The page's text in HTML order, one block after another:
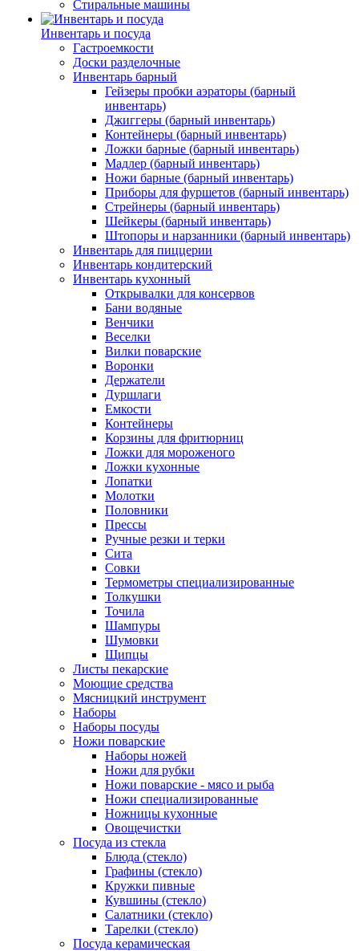
Стиральные машины
Инвентарь и посуда
Гастроемкости
Доски разделочные
Инвентарь барный
Гейзеры пробки аэраторы (барный
инвентарь)
Джиггеры (барный инвентарь)
Контейнеры (барный инвентарь)
Ложки барные (барный инвентарь)
Мадлер (барный инвентарь)
Ножи барные (барный инвентарь)
Приборы для фуршетов (барный инвентарь)
Стрейнеры (барный инвентарь)
Шейкеры (барный инвентарь)
Штопоры и нарзанники (барный инвентарь)
Инвентарь для пиццерии
Инвентарь кондитерский
Инвентарь кухонный
Открывалки для консервов
Бани водяные
Венчики
Веселки
Вилки поварские
Воронки
Держатели
Дуршлаги
Емкости
Контейнеры
Корзины для фритюрниц
Ложки для мороженого
Ложки кухонные
Лопатки
Молотки
Половники
Прессы
Ручные резки и терки
Сита
Совки
Термометры специализированные
Толкушки
Точила
Шампуры
Шумовки
Щипцы
Листы пекарские
Моющие средства
Мясницкий инструмент
Наборы
Наборы посуды
Ножи поварские
Наборы ножей
Ножи для рубки
Ножи поварские - мясо и рыба
Ножи специализированные
Ножницы кухонные
Овощечистки
Посуда из стекла
Блюда (стекло)
Графины (стекло)
Кружки пивные
Кувшины (стекло)
Салатники (стекло)
Тарелки (стекло)
Посуда керамическая